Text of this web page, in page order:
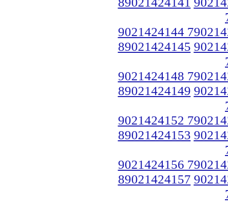
9021424144
89021424145
9021424148
89021424149
9021424152
89021424153
9021424156
89021424157